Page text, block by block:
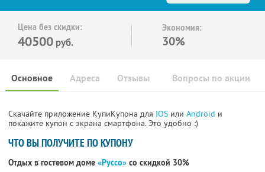
Цена без скидки:
40500 руб.
Экономия:
30%
Основное Отзывы Вопросы по акции
Адреса
Скачайте приложение КупиКупона для IOS или Android и
покажите купон с экрана смартфона. Это удобно :)
ЧТО ВЫ ПОЛУЧИТЕ ПО КУПОНУ
Отдых в гостевом доме «Руссо» со скидкой 30%